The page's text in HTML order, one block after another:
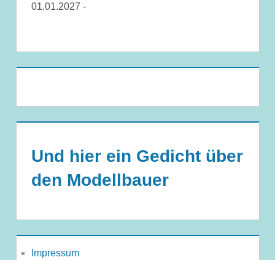
01.01.2027 -
Und hier ein Gedicht über
den Modellbauer
Impressum